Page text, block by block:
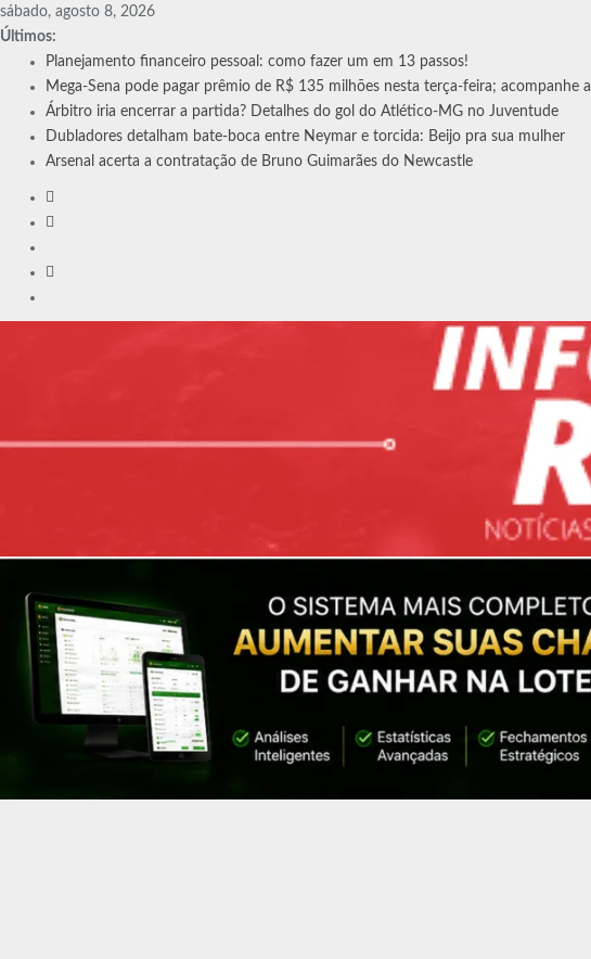
Skip
to
content
sábado, agosto 8, 2026
Últimos:
Planejamento financeiro pessoal: como fazer um em 13 passos!
Mega-Sena pode pagar prêmio de R$ 135 milhões nesta terça-feira; acompanhe
Árbitro iria encerrar a partida? Detalhes do gol do Atlético-MG no Juventude
Dubladores detalham bate-boca entre Neymar e torcida: Beijo pra sua mulher
Arsenal acerta a contratação de Bruno Guimarães do Newcastle